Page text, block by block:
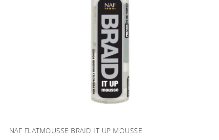
NAF FLÄTMOUSSE BRAID IT UP MOUSSE